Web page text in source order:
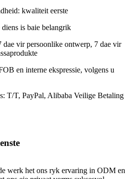
kwaliteit eerste
is baie belangrik
vir persoonlike ontwerp, 7 dae vir
en interne ekspressie, volgens u
T/T, PayPal, Alibaba Veilige Betaling
werk het ons ryk ervaring in ODM en